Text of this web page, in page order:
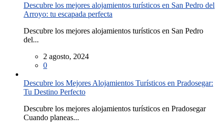
Descubre los mejores alojamientos turísticos en San Pedro del
Arroyo: tu escapada perfecta
Descubre los mejores alojamientos turísticos en San Pedro
del...
2 agosto, 2024
0
Descubre los Mejores Alojamientos Turísticos en Pradosegar:
Tu Destino Perfecto
Descubre los mejores alojamientos turísticos en Pradosegar
Cuando planeas...